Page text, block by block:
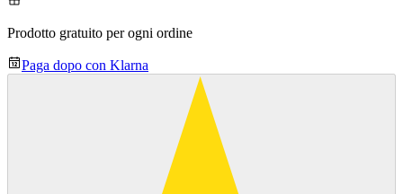
Prodotto gratuito per ogni ordine
Paga dopo con Klarna